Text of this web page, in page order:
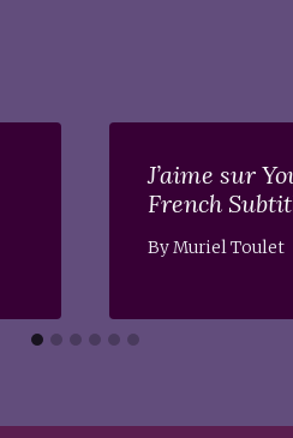
J’aime sur
French
ByMuriel Toulet